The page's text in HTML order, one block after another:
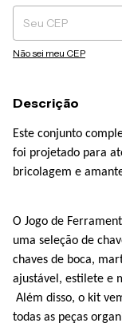
Não sei meu CEP
Descrição
Este conjunto
foi projetado para
bricolagem e
O Jogo de
uma seleção de
chaves de boca,
ajustável, estilete e
Além disso, o kit
todas as peças